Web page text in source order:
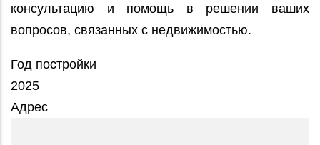
консультацию и помощь в решении ваших
вопросов, связанных с недвижимостью.
Год постройки
2025
Адрес